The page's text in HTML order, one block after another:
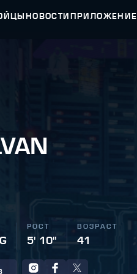
НОВОСТИ ПРИЛОЖЕНИЕ
РОСТ
5' 10"
ВОЗРАСТ
41